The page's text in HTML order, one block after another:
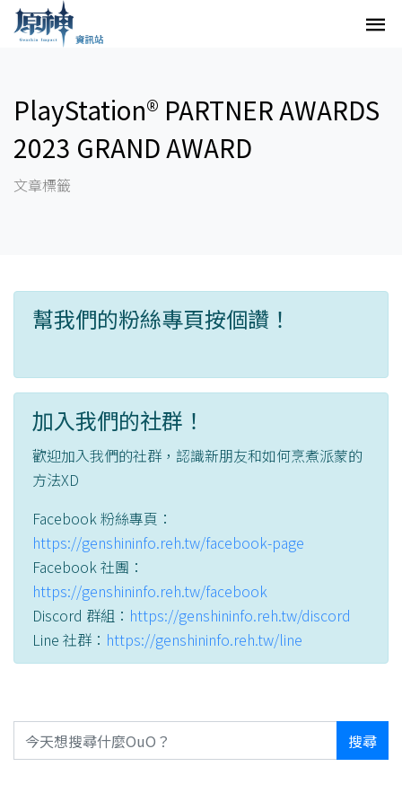
PlayStation® PARTNER AWARDS
2023 GRAND AWARD
文章標籤
幫我們的粉絲專頁按個讚！
加入我們的社群！
歡迎加入我們的社群，認識新朋友和如何烹煮派蒙的
方法XD
Facebook 粉絲專頁：
https://genshininfo.reh.tw/facebook-page
Facebook 社團：
https://genshininfo.reh.tw/facebook
Discord 群組： https://genshininfo.reh.tw/discord
Line 社群： https://genshininfo.reh.tw/line
搜尋